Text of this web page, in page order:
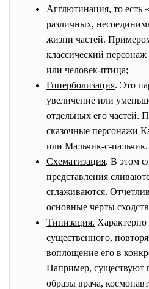
Агглютинация, то есть
различных,
жизни частей.
классический персонаж
или человек-птица;
Гиперболизация. Это
увеличение или
отдельных его частей.
сказочные персонажи
или Мальчик-с-пальчик.
Схематизация. В этом
представления
сглаживаются.
основные черты
Типизация.
существенного,
воплощение его в
Например, существуют
образы врача,